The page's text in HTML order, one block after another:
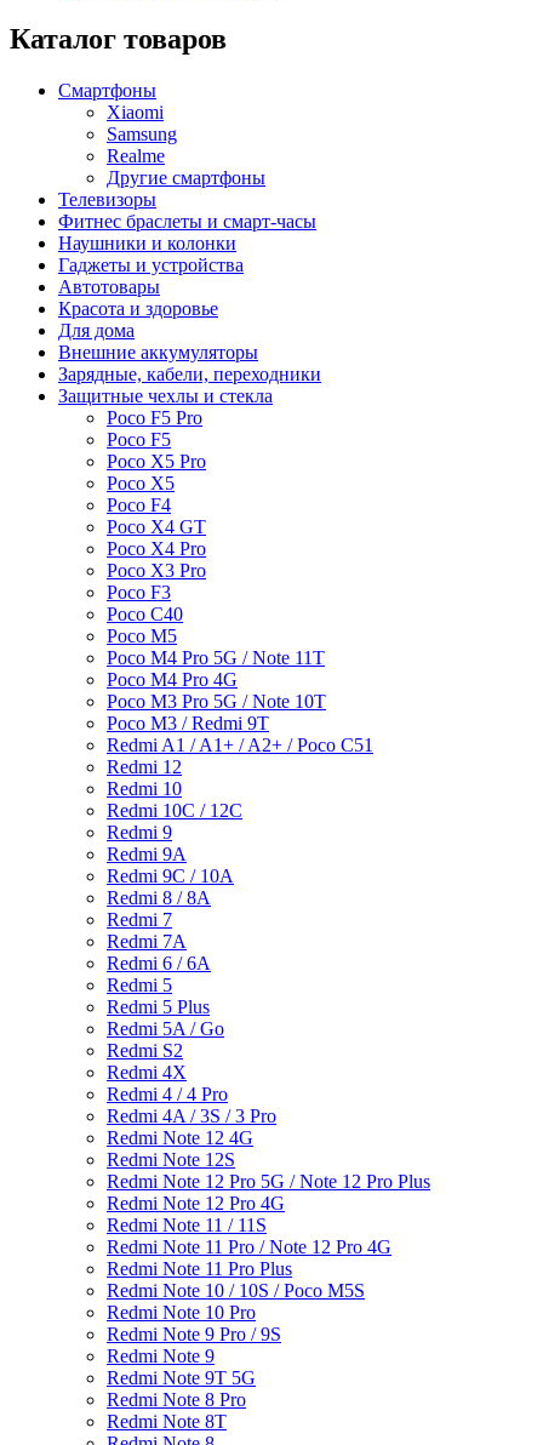
Каталог товаров
Смартфоны
Xiaomi
Samsung
Realme
Другие смартфоны
Телевизоры
Фитнес браслеты и смарт-часы
Наушники и колонки
Гаджеты и устройства
Автотовары
Красота и здоровье
Для дома
Внешние аккумуляторы
Зарядные, кабели, переходники
Защитные чехлы и стекла
Poco F5 Pro
Poco F5
Poco X5 Pro
Poco X5
Poco F4
Poco X4 GT
Poco X4 Pro
Poco X3 Pro
Poco F3
Poco C40
Poco M5
Poco M4 Pro 5G / Note 11T
Poco M4 Pro 4G
Poco M3 Pro 5G / Note 10T
Poco M3 / Redmi 9T
Redmi A1 / A1+ / A2+ / Poco C51
Redmi 12
Redmi 10
Redmi 10C / 12C
Redmi 9
Redmi 9A
Redmi 9C / 10A
Redmi 8 / 8A
Redmi 7
Redmi 7A
Redmi 6 / 6A
Redmi 5
Redmi 5 Plus
Redmi 5A / Go
Redmi S2
Redmi 4X
Redmi 4 / 4 Pro
Redmi 4A / 3S / 3 Pro
Redmi Note 12 4G
Redmi Note 12S
Redmi Note 12 Pro 5G / Note 12 Pro Plus
Redmi Note 12 Pro 4G
Redmi Note 11 / 11S
Redmi Note 11 Pro / Note 12 Pro 4G
Redmi Note 11 Pro Plus
Redmi Note 10 / 10S / Poco M5S
Redmi Note 10 Pro
Redmi Note 9 Pro / 9S
Redmi Note 9
Redmi Note 9T 5G
Redmi Note 8 Pro
Redmi Note 8T